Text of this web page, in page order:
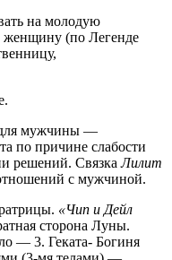
на молодую
(по Легенде
мужчины —
по причине слабости
решений. СвязкаЛилит
с мужчиной.
«Чип и Дейл
сторона Луны.
— 3. Геката- Богиня